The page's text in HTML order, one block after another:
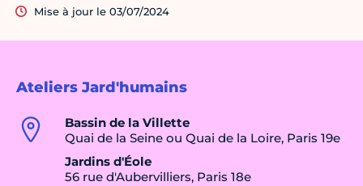
Ateliers Jard'humains
Bassin de la Villette
Quai de la Seine ou Quai de la Loire, Paris 19e
Jardins d'Éole
56 rue d'Aubervilliers, Paris 18e
Mise à jour le 03/07/2024